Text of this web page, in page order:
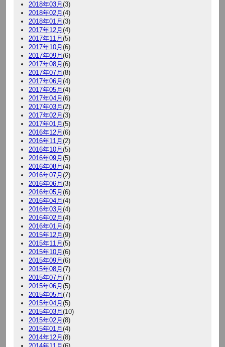
2018年03月 (3)
2018年02月 (4)
2018年01月 (3)
2017年12月 (4)
2017年11月 (5)
2017年10月 (6)
2017年09月 (6)
2017年08月 (6)
2017年07月 (8)
2017年06月 (4)
2017年05月 (4)
2017年04月 (6)
2017年03月 (2)
2017年02月 (3)
2017年01月 (5)
2016年12月 (6)
2016年11月 (2)
2016年10月 (5)
2016年09月 (5)
2016年08月 (4)
2016年07月 (2)
2016年06月 (3)
2016年05月 (6)
2016年04月 (4)
2016年03月 (4)
2016年02月 (4)
2016年01月 (4)
2015年12月 (9)
2015年11月 (5)
2015年10月 (6)
2015年09月 (6)
2015年08月 (7)
2015年07月 (7)
2015年06月 (5)
2015年05月 (7)
2015年04月 (5)
2015年03月 (10)
2015年02月 (8)
2015年01月 (4)
2014年12月 (8)